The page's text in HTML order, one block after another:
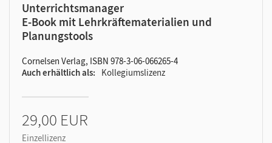
Unterrichtsmanager
E-Book mit Lehrkräftematerialien und
Planungstools
Cornelsen Verlag, ISBN 978-3-06-066265-4
Auch erhältlich als
Kollegiumslizenz
29,00 EUR
Einzellizenz